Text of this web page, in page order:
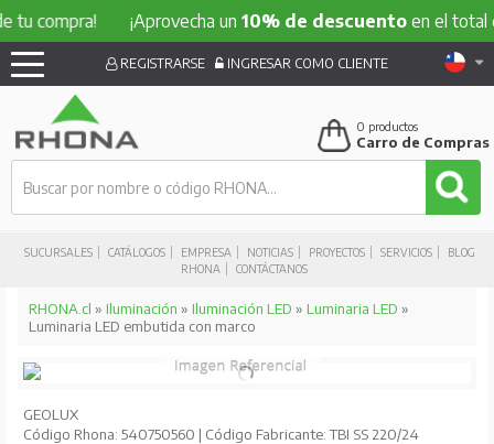
¡Aprovecha un10% de descuentoen el total de tu
SUCURSALES CATÁLOGOS EMPRESA NOTICIAS PROYECTOS SERVICIOS
BLOG
RHONA
CONTÁCTANOS
REGISTRARSE INGRESAR COMO CLIENTE
0 productos
Carro de Compras
RHONA.cl » Iluminación » Iluminación LED » Luminaria LED »
Luminaria LED embutida con marco
GEOLUX
Código Rhona: 540750560 | Código Fabricante: TBI SS 220/24